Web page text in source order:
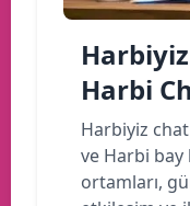
Harbi
Harbiyiz
ve Harbi bay
ortamları,